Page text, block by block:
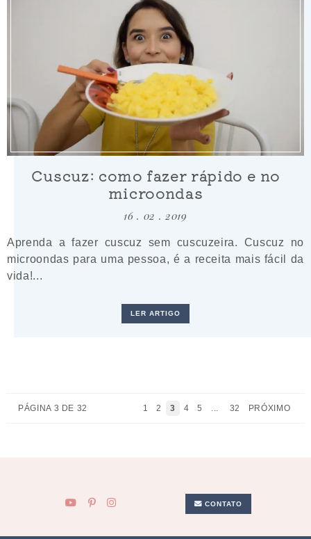
Cuscuz: como fazer rápido e no
microondas
16 . 02 . 2019
Aprenda a fazer cuscuz sem cuscuzeira. Cuscuz no
microondas para uma pessoa, é a receita mais fácil da
vida!...
LER ARTIGO
PÁGINA 3 DE 32 1 2 3 4 5 ... 32 PRÓXIMO
CONTATO